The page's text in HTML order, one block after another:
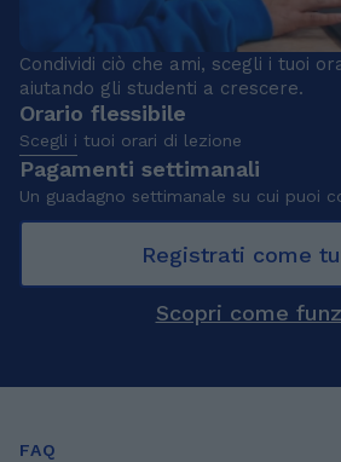
Condividi ciò che ami, scegli i tuoi
aiutando gli studenti a crescere.
Orario flessibile
Scegli i tuoi orari di lezione
Pagamenti settimanali
Un guadagno settimanale su cui puoi
Registrati come
Scopri come
FAQ